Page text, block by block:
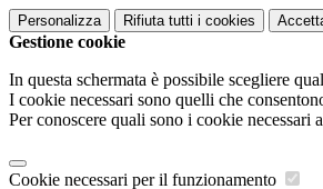
Personalizza Rifiuta tutti i cookies
Gestione cookie
In questa schermata è possibile scegliere
I cookie necessari sono quelli che
Per conoscere quali sono i cookie necessari
Cookie necessari per il funzionamento